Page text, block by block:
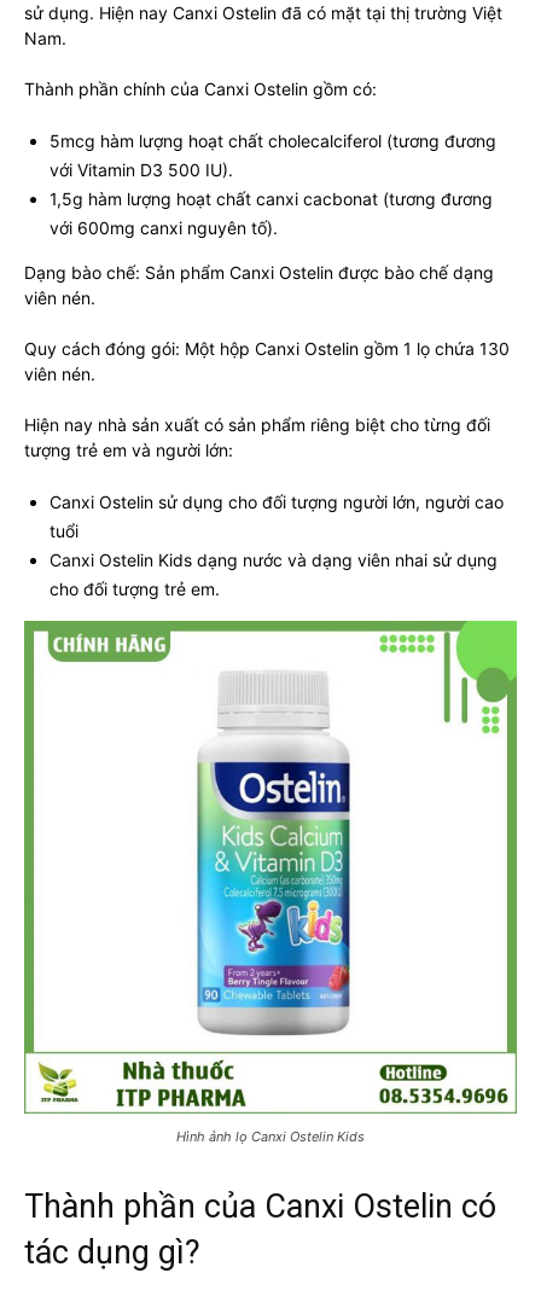
sử dụng. Hiện nay Canxi Ostelin đã có mặt tại thị trường Việt
Nam.
Thành phần chính của Canxi Ostelin gồm có:
5mcg hàm lượng hoạt chất cholecalciferol (tương đương
với Vitamin D3 500 IU).
1,5g hàm lượng hoạt chất canxi cacbonat (tương đương
với 600mg canxi nguyên tố).
Dạng bào chế: Sản phẩm Canxi Ostelin được bào chế dạng
viên nén.
Quy cách đóng gói: Một hộp Canxi Ostelin gồm 1 lọ chứa 130
viên nén.
Hiện nay nhà sản xuất có sản phẩm riêng biệt cho từng đối
tượng trẻ em và người lớn:
Canxi Ostelin sử dụng cho đối tượng người lớn, người cao
tuổi
Canxi Ostelin Kids dạng nước và dạng viên nhai sử dụng
cho đối tượng trẻ em.
Hình ảnh lọ Canxi Ostelin Kids
Thành phần của Canxi Ostelin có
tác dụng gì?